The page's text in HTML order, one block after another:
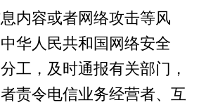
内容或者网络攻击等风
华人民共和国网络安全
工，及时通报有关部门，
责令电信业务经营者、互